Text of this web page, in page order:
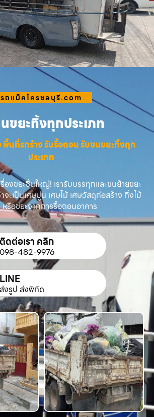
รถแม็คโครชลบุรี.com
ขยะทิ้งทุกประเภท
พื้นที่รกร้าง รับรื้อถอน รับขนขยะทิ้งทุก
ประเภท
งขยะชิ้นใหญ่! เรารับบรรทุกและขนย้ายขยะ
ะเป็นเศษปูน เศษไม้ เศษวัสดุก่อสร้าง กิ่งไม้
รือขยะจากการรื้อถอนอาคาร
ติดต่อเรา คลิก
098-482-9976
LINE
ส่งรูป ส่งพิกัด